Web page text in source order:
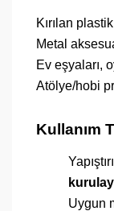
Kırılan
Metal
Ev eşyaları,
Atölye/hobi
Kullanım
Uygun